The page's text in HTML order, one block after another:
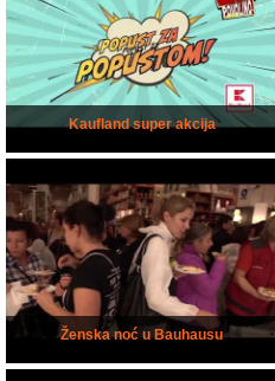
Kaufland super akcija
Ženska noć u Bauhausu